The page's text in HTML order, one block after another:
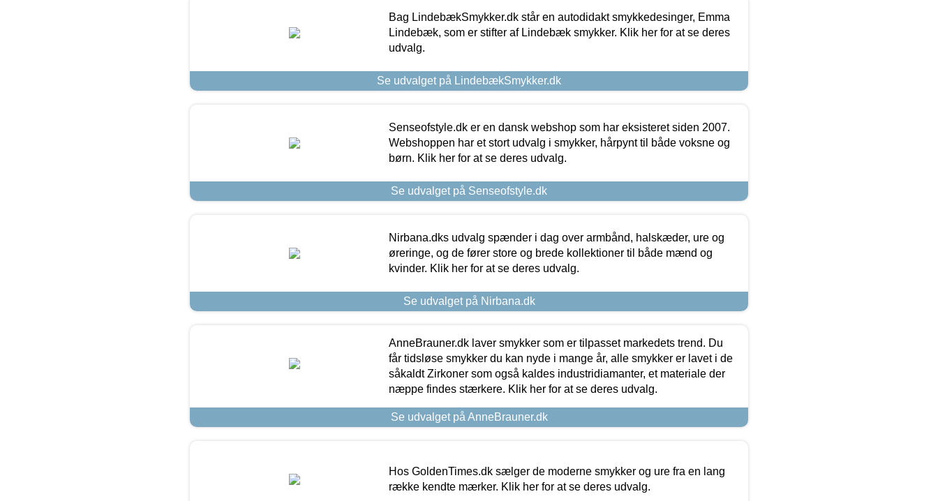
Bag LindebækSmykker.dk står en autodidakt smykkedesinger, Emma
Lindebæk, som er stifter af Lindebæk smykker. Klik her for at se deres
udvalg.
Se udvalget på LindebækSmykker.dk
Senseofstyle.dk er en dansk webshop som har eksisteret siden 2007.
Webshoppen har et stort udvalg i smykker, hårpynt til både voksne og
børn. Klik her for at se deres udvalg.
Se udvalget på Senseofstyle.dk
Nirbana.dks udvalg spænder i dag over armbånd, halskæder, ure og
øreringe, og de fører store og brede kollektioner til både mænd og
kvinder. Klik her for at se deres udvalg.
Se udvalget på Nirbana.dk
AnneBrauner.dk laver smykker som er tilpasset markedets trend. Du
får tidsløse smykker du kan nyde i mange år, alle smykker er lavet i de
såkaldt Zirkoner som også kaldes industridiamanter, et materiale der
næppe findes stærkere. Klik her for at se deres udvalg.
Se udvalget på AnneBrauner.dk
Hos GoldenTimes.dk sælger de moderne smykker og ure fra en lang
række kendte mærker. Klik her for at se deres udvalg.